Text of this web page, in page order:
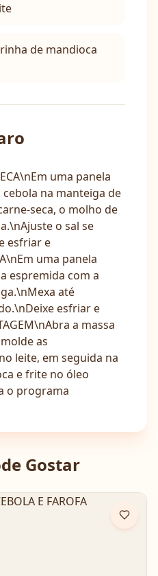
de mandioca
uma panela
na manteiga de
seca, o molho de
o sal se
esfriar e
uma panela
espremida com a
até
esfriar e
a massa
as
leite, em seguida na
e frite no óleo
o programa
Gostar